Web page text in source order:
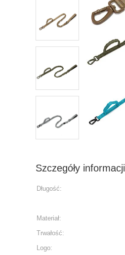
Szczegóły informacji
Długość:
Materiał:
Trwałość:
Logo: